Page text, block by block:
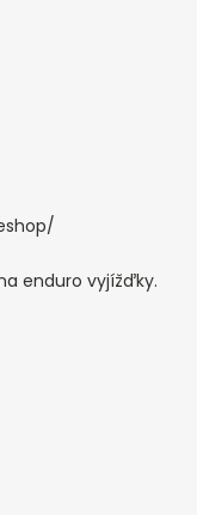
enduro vyjížďky.